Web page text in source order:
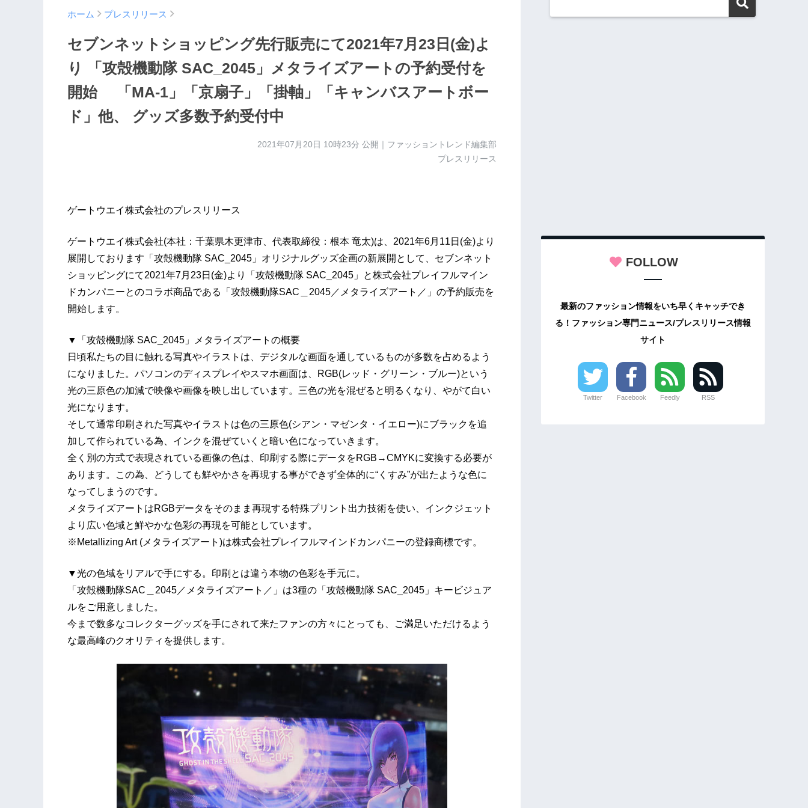
ホーム プレスリリース
セブンネットショッピング先行販売にて2021年7月23日(金)よ
り 「攻殻機動隊 SAC_2045」メタライズアートの予約受付を
開始 「MA-1」「京扇子」「掛軸」「キャンバスアートボー
ド」他、 グッズ多数予約受付中
2021年07月20日 10時23分 公開｜ファッショントレンド編集部
プレスリリース
ゲートウエイ株式会社のプレスリリース
ゲートウエイ株式会社(本社：千葉県木更津市、代表取締役：根本 竜太)は、2021年6月11日(金)より
展開しております「攻殻機動隊 SAC_2045」オリジナルグッズ企画の新展開として、セブンネット
ショッピングにて2021年7月23日(金)より「攻殻機動隊 SAC_2045」と株式会社プレイフルマイン
ドカンパニーとのコラボ商品である「攻殻機動隊SAC＿2045／メタライズアート／」の予約販売を
開始します。
▼「攻殻機動隊 SAC_2045」メタライズアートの概要
日頃私たちの目に触れる写真やイラストは、デジタルな画面を通しているものが多数を占めるよう
になりました。パソコンのディスプレイやスマホ画面は、RGB(レッド・グリーン・ブルー)という
光の三原色の加減で映像や画像を映し出しています。三色の光を混ぜると明るくなり、やがて白い
光になります。
そして通常印刷された写真やイラストは色の三原色(シアン・マゼンタ・イエロー)にブラックを追
加して作られている為、インクを混ぜていくと暗い色になっていきます。
全く別の方式で表現されている画像の色は、印刷する際にデータをRGB→CMYKに変換する必要が
あります。この為、どうしても鮮やかさを再現する事ができず全体的に“くすみ”が出たような色に
なってしまうのです。
メタライズアートはRGBデータをそのまま再現する特殊プリント出力技術を使い、インクジェット
より広い色域と鮮やかな色彩の再現を可能としています。
※Metallizing Art (メタライズアート)は株式会社プレイフルマインドカンパニーの登録商標です。
▼光の色域をリアルで手にする。印刷とは違う本物の色彩を手元に。
「攻殻機動隊SAC＿2045／メタライズアート／」は3種の「攻殻機動隊 SAC_2045」キービジュア
ルをご用意しました。
今まで数多なコレクターグッズを手にされて来たファンの方々にとっても、ご満足いただけるよう
な最高峰のクオリティを提供します。
FOLLOW
最新のファッション情報をいち早くキャッチでき
る！ファッション専門ニュース/プレスリリース情報
サイト
Twitter Facebook Feedly RSS